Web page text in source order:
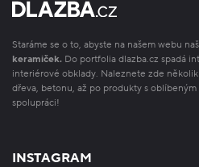
Staráme se o to, abyste na našem webu
keramiček. Do portfolia dlazba.cz spadá
interiérové obklady. Naleznete zde
dřeva, betonu, až po produkty s
spolupráci!
INSTAGRAM